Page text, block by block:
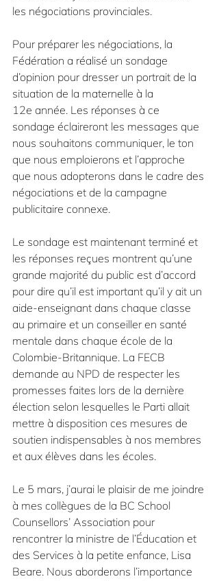
les négociations provinciales.
Pour préparer les négociations, la
Fédération a réalisé un sondage
d’opinion pour dresser un portrait de la
situation de la maternelle à la
12e année. Les réponses à ce
sondage éclaireront les messages que
nous souhaitons communiquer, le ton
que nous emploierons et l’approche
que nous adopterons dans le cadre des
négociations et de la campagne
publicitaire connexe.
Le sondage est maintenant terminé et
les réponses reçues montrent qu’une
grande majorité du public est d’accord
pour dire qu’il est important qu’il y ait un
aide-enseignant dans chaque classe
au primaire et un conseiller en santé
mentale dans chaque école de la
Colombie-Britannique. La FECB
demande au NPD de respecter les
promesses faites lors de la dernière
élection selon lesquelles le Parti allait
mettre à disposition ces mesures de
soutien indispensables à nos membres
et aux élèves dans les écoles.
Le 5 mars, j’aurai le plaisir de me joindre
à mes collègues de la BC School
Counsellors’ Association pour
rencontrer la ministre de l’Éducation et
des Services à la petite enfance, Lisa
Beare. Nous aborderons l’importance